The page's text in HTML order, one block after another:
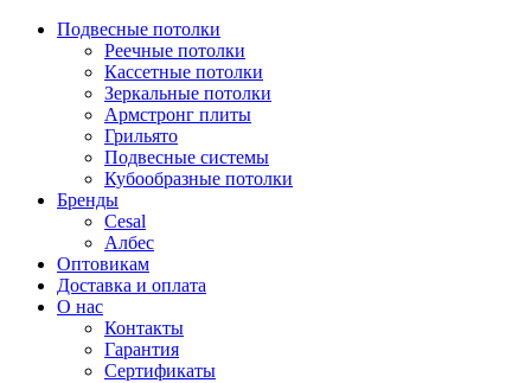
Подвесные потолки
Реечные потолки
Кассетные потолки
Зеркальные потолки
Армстронг плиты
Грильято
Подвесные системы
Кубообразные потолки
Бренды
Cesal
Албес
Оптовикам
Доставка и оплата
О нас
Контакты
Гарантия
Сертификаты